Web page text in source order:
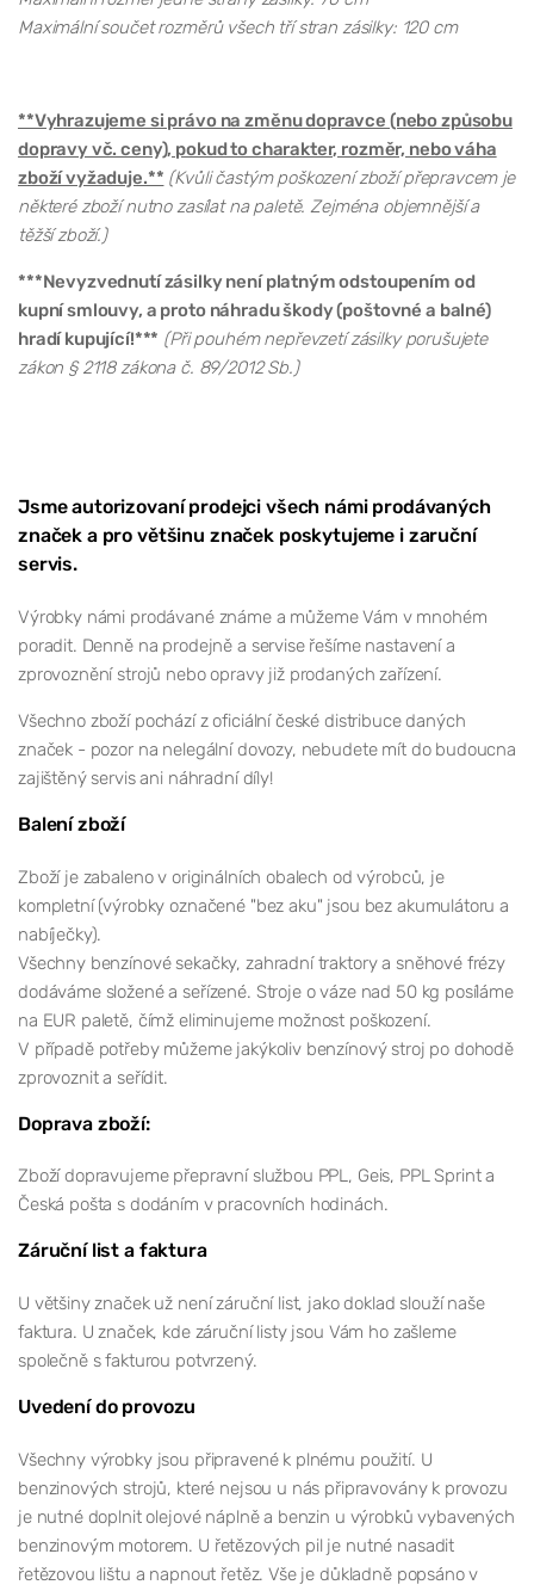
Maximální součet rozměrů všech tří stran zásilky: 120 cm
**Vyhrazujeme si právo na změnu dopravce (nebo způsobu
dopravy vč. ceny), pokud to charakter, rozměr, nebo váha
zboží vyžaduje.** (Kvůli častým poškození zboží přepravcem je
některé zboží nutno zasílat na paletě. Zejména objemnější a
těžší zboží.)
***Nevyzvednutí zásilky není platným odstoupením od
kupní smlouvy, a proto náhradu škody (poštovné a balné)
hradí kupující!*** (Při pouhém nepřevzetí zásilky porušujete
zákon § 2118 zákona č. 89/2012 Sb.)
Jsme autorizovaní prodejci všech námi prodávaných
značek a pro většinu značek poskytujeme i zaruční
servis.
Výrobky námi prodávané známe a můžeme Vám v mnohém
poradit. Denně na prodejně a servise řešíme nastavení a
zprovoznění strojů nebo opravy již prodaných zařízení.
Všechno zboží pochází z oficiální české distribuce daných
značek - pozor na nelegální dovozy, nebudete mít do budoucna
zajištěný servis ani náhradní díly!
Balení zboží
Zboží je zabaleno v originálních obalech od výrobců, je
kompletní (výrobky označené "bez aku" jsou bez akumulátoru a
nabíječky).
Všechny benzínové sekačky, zahradní traktory a sněhové frézy
dodáváme složené a seřízené. Stroje o váze nad 50 kg posíláme
na EUR paletě, čímž eliminujeme možnost poškození.
V případě potřeby můžeme jakýkoliv benzínový stroj po dohodě
zprovoznit a seřídit.
Doprava zboží:
Zboží dopravujeme přepravní službou PPL, Geis, PPL Sprint a
Česká pošta s dodáním v pracovních hodinách.
Záruční list a faktura
U většiny značek už není záruční list, jako doklad slouží naše
faktura. U značek, kde záruční listy jsou Vám ho zašleme
společně s fakturou potvrzený.
Uvedení do provozu
Všechny výrobky jsou připravené k plnému použití. U
benzinových strojů, které nejsou u nás připravovány k provozu
je nutné doplnit olejové náplně a benzin u výrobků vybavených
benzinovým motorem. U řetězových pil je nutné nasadit
řetězovou lištu a napnout řetěz. Vše je důkladně popsáno v